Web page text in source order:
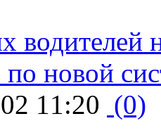
водителей
по новой
11:20 (0)